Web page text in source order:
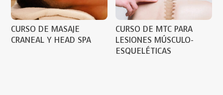
CURSO DE MASAJE
CRANEAL Y HEAD SPA
CURSO DE MTC PARA
LESIONES MÚSCULO-
ESQUELÉTICAS